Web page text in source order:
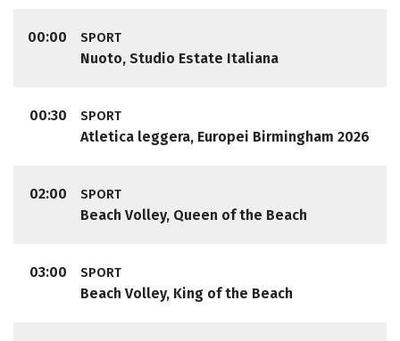
00:00 SPORT
Nuoto, Studio Estate Italiana
00:30 SPORT
Atletica leggera, Europei Birmingham 2026
02:00 SPORT
Beach Volley, Queen of the Beach
03:00 SPORT
Beach Volley, King of the Beach